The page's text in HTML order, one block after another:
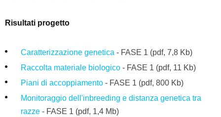
Risultati progetto
Caratterizzazione genetica - FASE 1 (pdf, 7,8 Kb)
Raccolta materiale biologico - FASE 1 (pdf, 11 Kb)
Piani di accoppiamento - FASE 1 (pdf, 800 Kb)
Monitoraggio dell'inbreeding e distanza genetica tra
razze - FASE 1 (pdf, 1,4 Mb)